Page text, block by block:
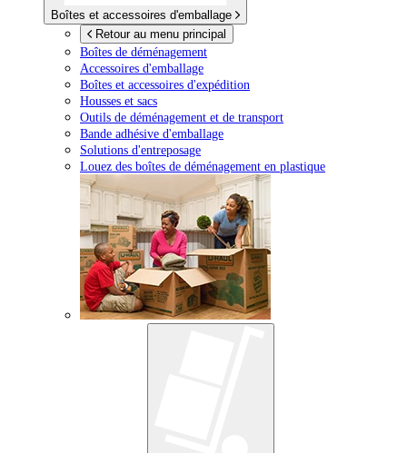
Boîtes et accessoires d'emballage
Retour au menu principal
Boîtes de déménagement
Accessoires d'emballage
Boîtes et accessoires d'expédition
Housses et sacs
Outils de déménagement et de transport
Bande adhésive d'emballage
Solutions d'entreposage
Louez des boîtes de déménagement en plastique